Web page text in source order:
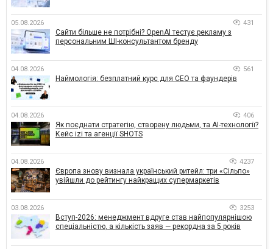
05.08.2026 431
Сайти більше не потрібні? OpenAI тестує рекламу з
персональним ШІ-консультантом бренду
04.08.2026 561
Наймологія: безплатний курс для CEO та фаундерів
04.08.2026 406
Як поєднати стратегію, створену людьми, та AI-технології?
Кейс izi та агенції SHOTS
04.08.2026 4237
Європа знову визнала український ритейл: три «Сільпо»
увійшли до рейтингу найкращих супермаркетів
03.08.2026 3253
Вступ-2026: менеджмент вдруге став найпопулярнішою
спеціальністю, а кількість заяв — рекордна за 5 років